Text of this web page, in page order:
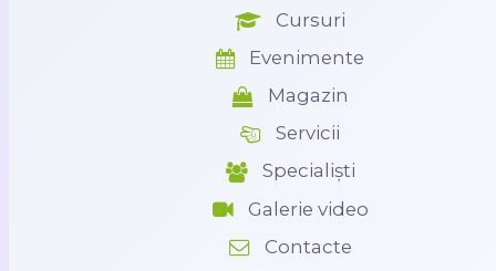
Cursuri
Evenimente
Magazin
Servicii
Specialiști
Galerie video
Contacte